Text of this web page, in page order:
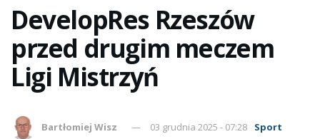
DevelopRes Rzeszów
przed drugim meczem
Ligi Mistrzyń
Bartłomiej Wisz 03 grudnia 2025 - 07:28
Sport